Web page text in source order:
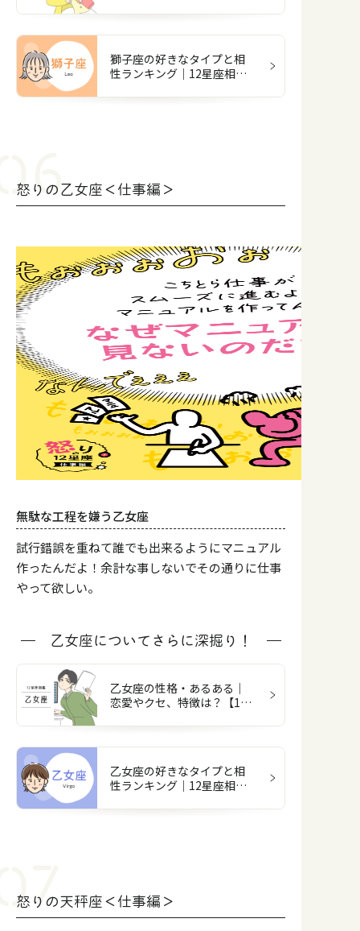
獅子座の好きなタイプと相
性ランキング｜12星座相性
怒りの乙女座＜仕事編＞
無駄な工程を嫌う乙女座
試行錯誤を重ねて誰でも出来るようにマニュアル
作ったんだよ！余計な事しないでその通りに仕事
やって欲しい。
乙女座についてさらに深掘り！
乙女座の性格・あるある｜
恋愛やクセ、特徴は？【12
乙女座の好きなタイプと相
性ランキング｜12星座相性
怒りの天秤座＜仕事編＞